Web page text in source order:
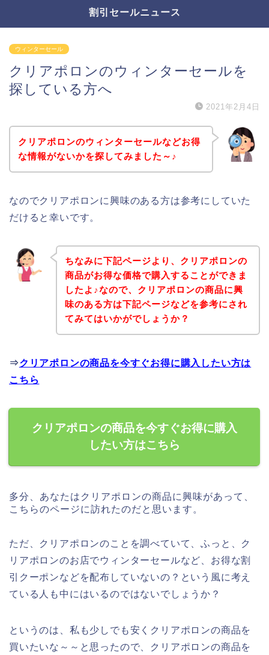
割引セールニュース
ウィンターセール
クリアポロンのウィンターセールを
探している方へ
2021年2月4日
クリアポロンのウィンターセールなどお得
な情報がないかを探してみました～♪
なのでクリアポロンに興味のある方は参考にしていた
だけると幸いです。
ちなみに下記ページより、クリアポロンの
商品がお得な価格で購入することができま
したよ♪なので、クリアポロンの商品に興
味のある方は下記ページなどを参考にされ
てみてはいかがでしょうか？
⇒クリアポロンの商品を今すぐお得に購入したい方は
こちら
クリアポロンの商品を今すぐお得に購入
したい方はこちら
多分、あなたはクリアポロンの商品に興味があって、
こちらのページに訪れたのだと思います。
ただ、クリアポロンのことを調べていて、ふっと、ク
リアポロンのお店でウィンターセールなど、お得な割
引クーポンなどを配布していないの？という風に考え
ている人も中にはいるのではないでしょうか？
というのは、私も少しでも安くクリアポロンの商品を
買いたいな～～と思ったので、クリアポロンの商品を